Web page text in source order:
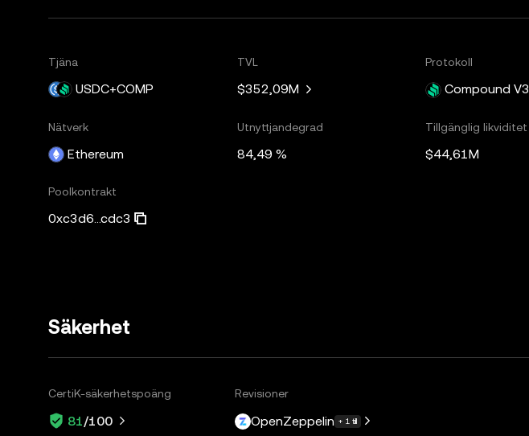
Tjäna
USDC+COMP
TVL
$352,09M
Protokoll
Compound V3
Nätverk
Ethereum
Utnyttjandegrad
84,49 %
Tillgänglig likviditet
$44,61M
Poolkontrakt
0xc3d6...cdc3
Säkerhet
CertiK-säkerhetspoäng
81/100
Revisioner
OpenZeppelin + 1 till